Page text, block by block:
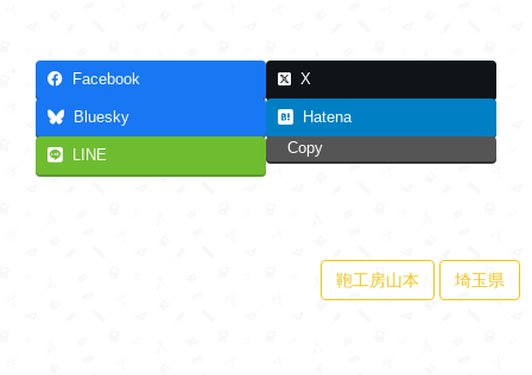
Facebook X
Bluesky Hatena
LINE Copy
鞄工房山本 埼玉県